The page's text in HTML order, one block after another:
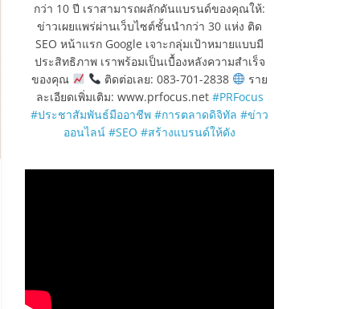
กว่า 10 ปี เราสามารถผลักดันแบรนด์ของคุณให้:
ข่าวเผยแพร่ผ่านเว็บไซต์ชั้นนำกว่า 30 แห่ง ติด
SEO หน้าแรก Google เจาะกลุ่มเป้าหมายแบบมี
ประสิทธิภาพ เราพร้อมเป็นเบื้องหลังความสำเร็จ
ของคุณ
ติดต่อเลย: 083-701-2838
ราย
ละเอียดเพิ่มเติม: www.prfocus.net #PRFocus
#ประชาสัมพันธ์มืออาชีพ #การตลาดดิจิทัล #ข่าว
ออนไลน์ #SEO #สร้างแบรนด์ให้ดัง